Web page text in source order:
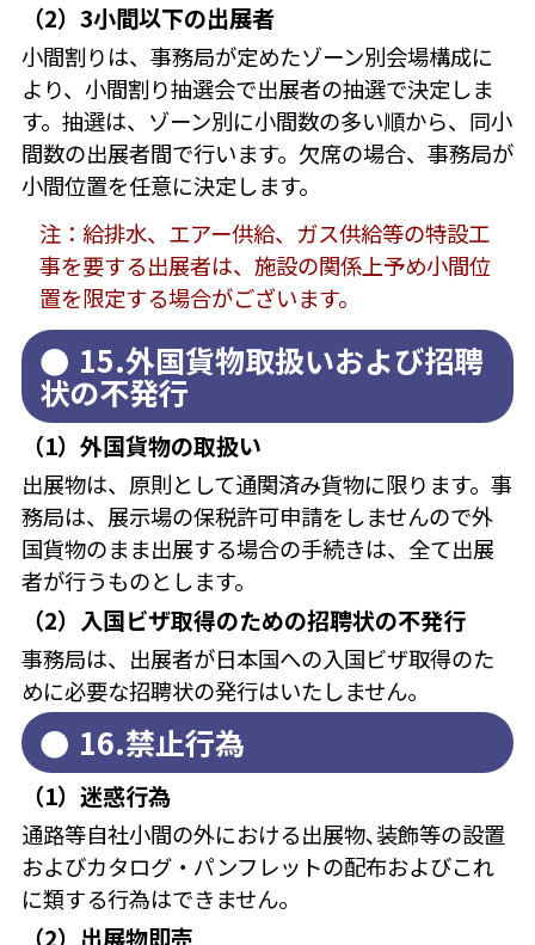
（2）3小間以下の出展者
小間割りは、事務局が定めたゾーン別会場構成に
より、小間割り抽選会で出展者の抽選で決定しま
す。抽選は、ゾーン別に小間数の多い順から、同小
間数の出展者間で行います。欠席の場合、事務局が
小間位置を任意に決定します。
注：給排水、エアー供給、ガス供給等の特設工
事を要する出展者は、施設の関係上予め小間位
置を限定する場合がございます。
15.外国貨物取扱いおよび招聘
状の不発行
（1）外国貨物の取扱い
出展物は、原則として通関済み貨物に限ります。事
務局は、展示場の保税許可申請をしませんので外
国貨物のまま出展する場合の手続きは、全て出展
者が行うものとします。
（2）入国ビザ取得のための招聘状の不発行
事務局は、出展者が日本国への入国ビザ取得のた
めに必要な招聘状の発行はいたしません。
16.禁止行為
（1）迷惑行為
通路等自社小間の外における出展物､装飾等の設置
およびカタログ・パンフレットの配布およびこれ
に類する行為はできません。